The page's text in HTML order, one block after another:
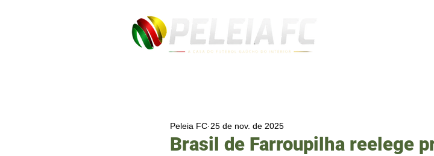
Brasil de Farroupilha reelege
Peleia FC 25 de nov. de 2025